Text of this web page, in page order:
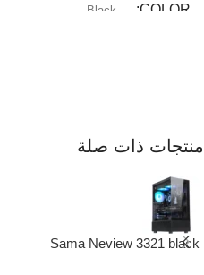
COLOR
Black
منتجات ذات صلة
Sama Neview 3321 black